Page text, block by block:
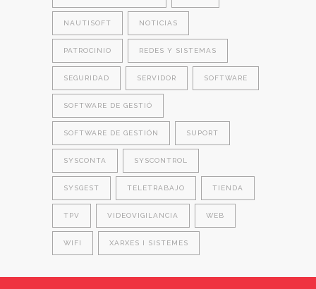
NAUTISOFT NOTICIAS
PATROCINIO REDES Y SISTEMAS
SEGURIDAD SERVIDOR SOFTWARE
SOFTWARE DE GESTIÓ
SOFTWARE DE GESTIÓN SUPORT
SYSCONTA SYSCONTROL
SYSGEST TELETRABAJO TIENDA
TPV VIDEOVIGILANCIA WEB
WIFI XARXES I SISTEMES